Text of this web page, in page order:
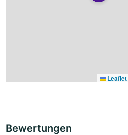
Leaflet
Bewertungen